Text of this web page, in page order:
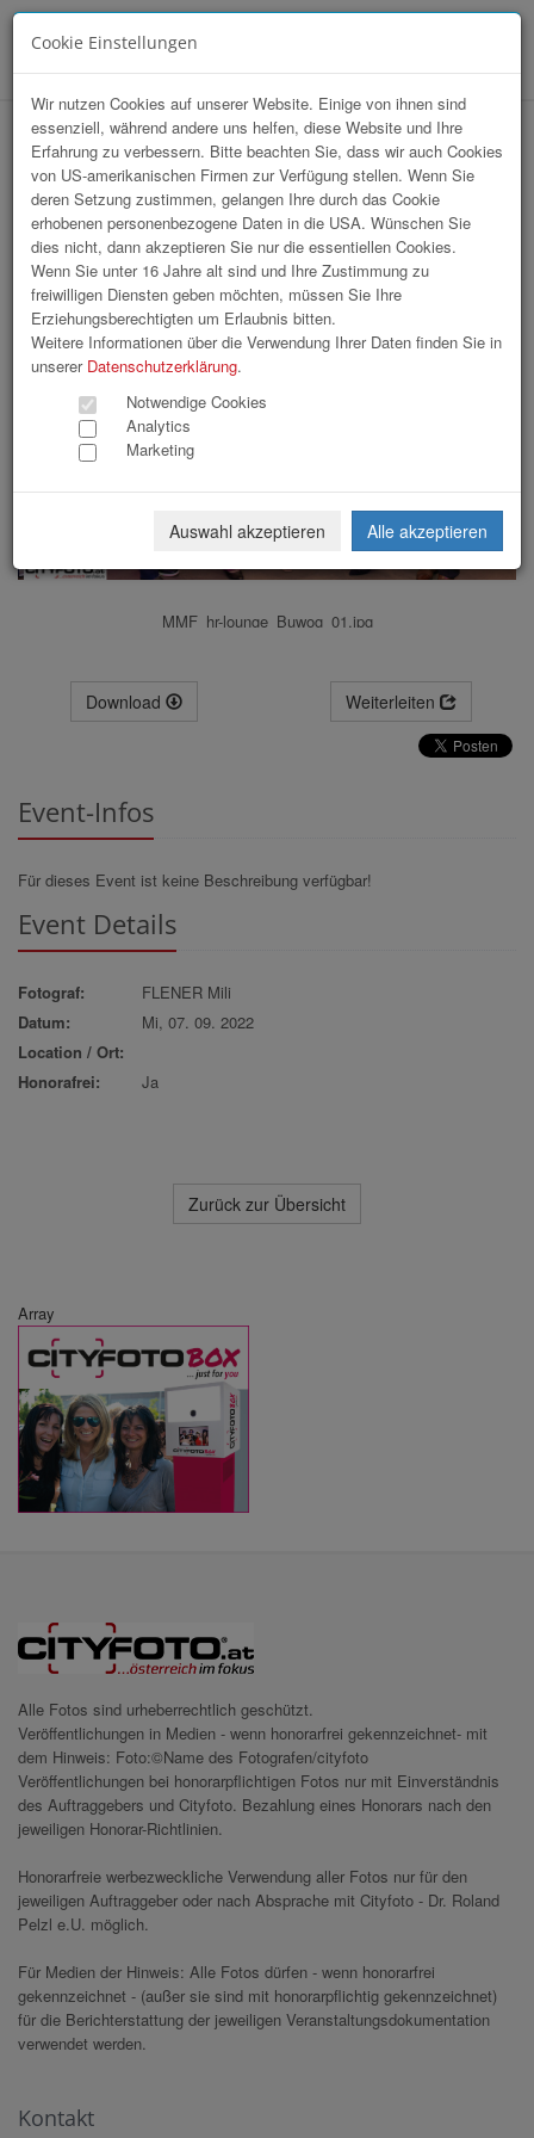
hr-lounge Ost zu Hast bei BUWOG
Group GmbH
MMF_hr-lounge_Buwog_01.jpg
Download Weiterleiten
Event-Infos
Für dieses Event ist keine Beschreibung verfügbar!
Event Details
Fotograf:
FLENER Mili
Datum:
Mi, 07. 09. 2022
Location / Ort:
Honorafrei:
Ja
Zurück zur Übersicht
Array
Alle Fotos sind urheberrechtlich geschützt.
Veröffentlichungen in Medien - wenn honorarfrei gekennzeichnet- mit
dem Hinweis: Foto:©Name des Fotografen/cityfoto
Veröffentlichungen bei honorarpflichtigen Fotos nur mit Einverständnis
des Auftraggebers und Cityfoto. Bezahlung eines Honorars nach den
jeweiligen Honorar-Richtlinien.
Honorarfreie werbezweckliche Verwendung aller Fotos nur für den
jeweiligen Auftraggeber oder nach Absprache mit Cityfoto - Dr. Roland
Pelzl e.U. möglich.
Für Medien der Hinweis: Alle Fotos dürfen - wenn honorarfrei
gekennzeichnet - (außer sie sind mit honorarpflichtig gekennzeichnet)
für die Berichterstattung der jeweiligen Veranstaltungsdokumentation
verwendet werden.
Kontakt
Cookie Einstellungen
Wir nutzen Cookies auf unserer Website. Einige von ihnen sind
essenziell, während andere uns helfen, diese Website und Ihre
Erfahrung zu verbessern. Bitte beachten Sie, dass wir auch Cookies
von US-amerikanischen Firmen zur Verfügung stellen. Wenn Sie
deren Setzung zustimmen, gelangen Ihre durch das Cookie
erhobenen personenbezogene Daten in die USA. Wünschen Sie
dies nicht, dann akzeptieren Sie nur die essentiellen Cookies.
Wenn Sie unter 16 Jahre alt sind und Ihre Zustimmung zu
freiwilligen Diensten geben möchten, müssen Sie Ihre
Erziehungsberechtigten um Erlaubnis bitten.
Weitere Informationen über die Verwendung Ihrer Daten finden Sie in
unserer Datenschutzerklärung.
Notwendige Cookies
Analytics
Marketing
Auswahl akzeptieren Alle akzeptieren